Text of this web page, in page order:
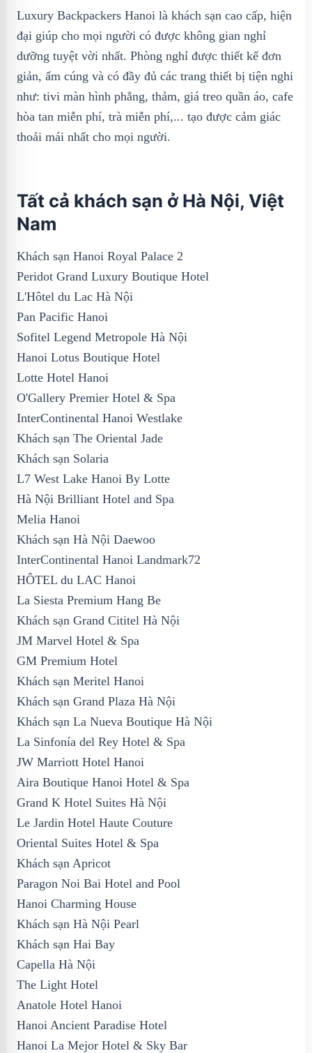
Luxury Backpackers Hanoi là khách sạn cao cấp, hiện
đại giúp cho mọi người có được không gian nghỉ
dưỡng tuyệt vời nhất. Phòng nghỉ được thiết kế đơn
giản, ấm cúng và có đầy đủ các trang thiết bị tiện nghi
như: tivi màn hình phẳng, thảm, giá treo quần áo, cafe
hòa tan miễn phí, trà miễn phí,... tạo được cảm giác
thoải mái nhất cho mọi người.
Tất cả khách sạn ở Hà Nội, Việt
Nam
Khách sạn Hanoi Royal Palace 2
Peridot Grand Luxury Boutique Hotel
L'Hôtel du Lac Hà Nội
Pan Pacific Hanoi
Sofitel Legend Metropole Hà Nội
Hanoi Lotus Boutique Hotel
Lotte Hotel Hanoi
O'Gallery Premier Hotel & Spa
InterContinental Hanoi Westlake
Khách sạn The Oriental Jade
Khách sạn Solaria
L7 West Lake Hanoi By Lotte
Hà Nội Brilliant Hotel and Spa
Melia Hanoi
Khách sạn Hà Nội Daewoo
InterContinental Hanoi Landmark72
HÔTEL du LAC Hanoi
La Siesta Premium Hang Be
Khách sạn Grand Cititel Hà Nội
JM Marvel Hotel & Spa
GM Premium Hotel
Khách sạn Meritel Hanoi
Khách sạn Grand Plaza Hà Nội
Khách sạn La Nueva Boutique Hà Nội
La Sinfonía del Rey Hotel & Spa
JW Marriott Hotel Hanoi
Aira Boutique Hanoi Hotel & Spa
Grand K Hotel Suites Hà Nội
Le Jardin Hotel Haute Couture
Oriental Suites Hotel & Spa
Khách sạn Apricot
Paragon Noi Bai Hotel and Pool
Hanoi Charming House
Khách sạn Hà Nội Pearl
Khách sạn Hai Bay
Capella Hà Nội
The Light Hotel
Anatole Hotel Hanoi
Hanoi Ancient Paradise Hotel
Hanoi La Mejor Hotel & Sky Bar